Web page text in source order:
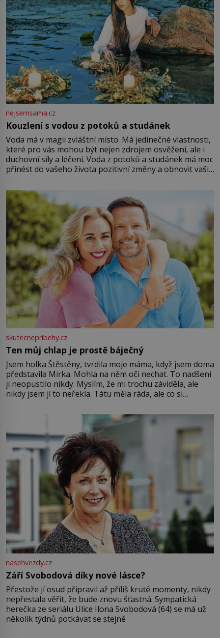
nejsemsama.cz
Kouzlení s vodou z potoků a studánek
Voda má v magii zvláštní místo. Má jedinečné vlastnosti,
které pro vás mohou být nejen zdrojem osvěžení, ale i
duchovní síly a léčení. Voda z potoků a studánek má moc
přinést do vašeho života pozitivní změny a obnovit vaši
můžete obohatit své rituály a přinést do svého života
větší harmonii a klid. Je důležité
skutecnepribehy.cz
Ten můj chlap je prostě báječný
Jsem holka Štěstěny, tvrdila moje máma, když jsem doma
představila Mirka. Mohla na něm oči nechat. To nadšení
ji neopustilo nikdy. Myslím, že mi trochu záviděla, ale
nikdy jsem jí to neřekla. Tátu měla ráda, ale co si
Jsme spolu moc rádi Tehdy byla jiná doba, když
nasehvezdy.cz
Září Svobodová díky nové lásce?
Přestože jí osud připravil až příliš kruté momenty, nikdy
nepřestala věřit, že bude znovu šťastná. Sympatická
herečka ze seriálu Ulice Ilona Svobodová (64) se má už
několik týdnů potkávat se stejně